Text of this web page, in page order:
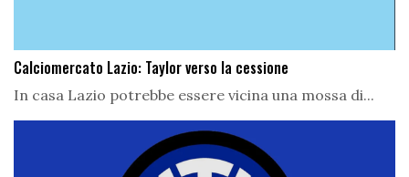
Calciomercato Lazio: Taylor verso la cessione
In casa Lazio potrebbe essere vicina una mossa di...